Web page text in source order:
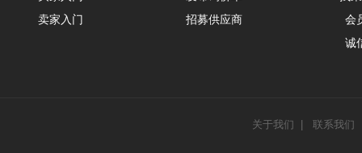
卖家入门
招募供应商
会
诚
关于我们 联系我们